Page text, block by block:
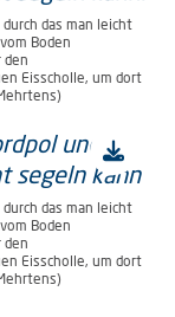
das man leicht
Boden
den
Eisscholle, um dort
das man leicht
Boden
den
Eisscholle, um dort